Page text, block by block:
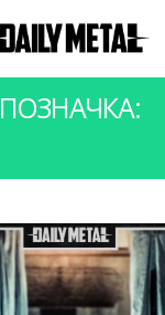
ПОЗНАЧКА: